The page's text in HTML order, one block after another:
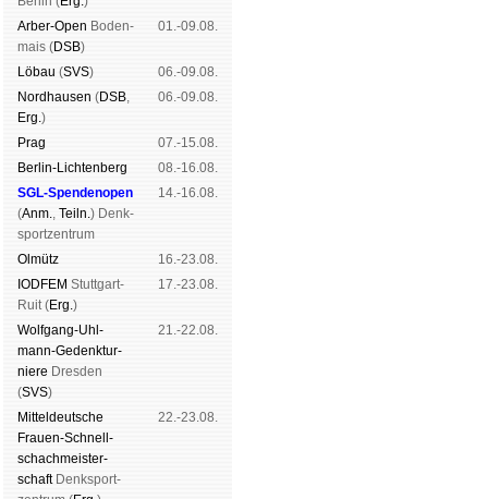
Arber-Open Boden­
mais (DSB)
01.-09.08.
Lö­bau (SVS)
06.-09.08.
Nord­hau­sen (DSB,
Erg.)
06.-09.08.
Prag
07.-15.08.
Berlin-Lich­ten­berg
08.-16.08.
SGL-Spenden­open
(Anm., Teiln.) Denk­
sport­zen­trum
14.-16.08.
Ol­mütz
16.-23.08.
IODFEM Stutt­gart-
Ruit (Erg.)
17.-23.08.
Wolf­gang-Uhl­
mann-Ge­denk­tur­
niere Dres­den
(SVS)
21.-22.08.
Mit­tel­deu­tsche
Frauen-Schnell­
schach­meis­ter­
schaftDenk­sport­
22.-23.08.